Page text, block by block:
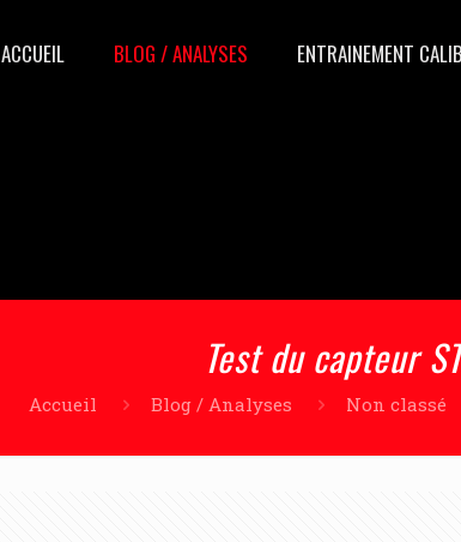
ACCUEIL BLOG / ANALYSES ENTRAINEMENT
Test du capteur
Accueil Blog / Analyses Non classé